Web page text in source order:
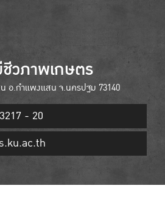
วภาพเกษตร
อ.กำแพงแสน จ.นครปฐม 73140
- 20